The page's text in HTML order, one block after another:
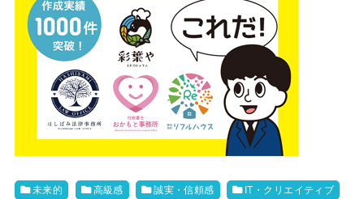
未来的 高級感 誠実・信頼感 IT・クリエイティブ